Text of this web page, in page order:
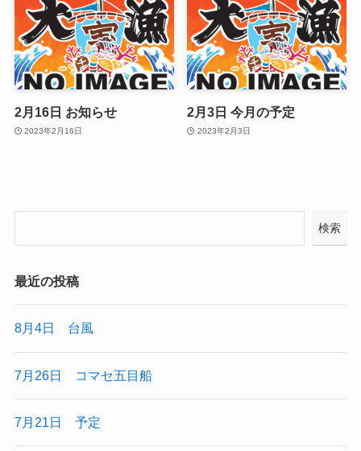
2月16日 お知らせ
2023年2月16日
2月3日 今月の予定
2023年2月3日
検索
最近の投稿
8月4日 台風
7月26日 コマセ五目船
7月21日 予定